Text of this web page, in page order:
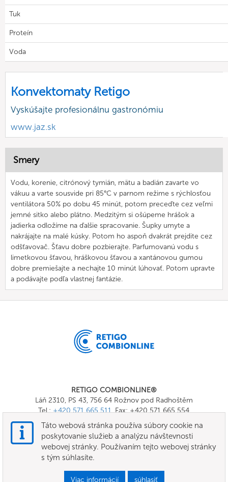
Tuk
Proteín
Voda
Konvektomaty Retigo
Vyskúšajte profesionálnu gastronómiu
www.jaz.sk
Smery
Vodu, korenie, citrónový tymián, mätu a badián zavarte vo
vákuu a varte sousvide pri 85°C v parnom režime s rýchlosťou
ventilátora 50% po dobu 45 minút, potom preceďte cez veľmi
jemné sitko alebo plátno. Medzitým si ošúpeme hrášok a
jadierka odložíme na ďalšie spracovanie. Šupky umyte a
nakrájajte na malé kúsky. Potom ho aspoň dvakrát prejdite cez
odšťavovač. Šťavu dobre pozbierajte. Parfumovanú vodu s
limetkovou šťavou, hráškovou šťavou a xantánovou gumou
dobre premiešajte a nechajte 10 minút lúhovať. Potom upravte
a podávajte podľa vlastnej fantázie.
RETIGO COMBIONLINE®
Láň 2310, PS 43, 756 64 Rožnov pod Radhoštěm
Tel.:+420 571 665 511, Fax: +420 571 665 554
E-mail:
info@combionline.com
OnlineMenu
Podmienky
Táto webová stránka používa súbory cookie na
poskytovanie služieb a analýzu návštevnosti
webovej stránky. Používaním tejto webovej stránky
s tým súhlasíte.
Viac informácií súhlasiť